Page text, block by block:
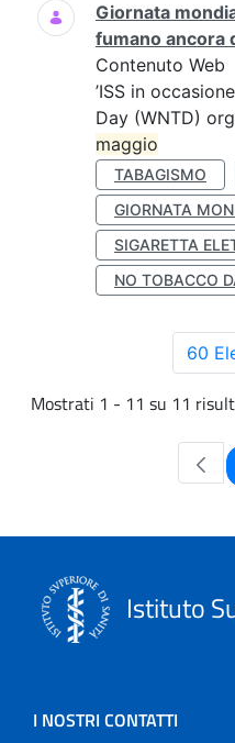
Giornata
fumano ancora
Contenuto Web
’ISS in
Day (WNTD)
maggio
TABAGISMO
GIORNATA
SIGARETTA
NO TOBACCO
60
Mostrati 1 - 11 su 11
Istituto
I NOSTRI CONTATTI